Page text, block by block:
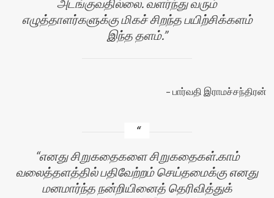
எழுத்தாளர்களுக்கு மிகச் சிறந்த பயிற்சிக்களம்
இந்த தளம்.
பார்வதி இராமச்சந்திரன்
எனது சிறுகதைகளை சிறுகதைகள்.காம்
வலைத்தளத்தில் பதிவேற்றம் செய்தமைக்கு எனது
மனமார்ந்த நன்றியினைத் தெரிவித்துக்